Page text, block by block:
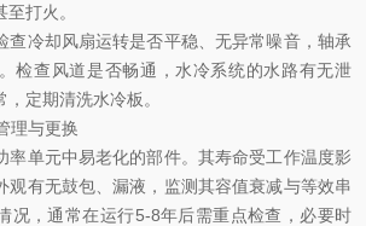
打火。
冷却风扇运转是否平稳、无异常噪音，轴承
检查风道是否畅通，水冷系统的水路有无泄
定期清洗水冷板。
与更换
单元中易老化的部件。其寿命受工作温度影
观有无鼓包、漏液，监测其容值衰减与等效串
况，通常在运行5-8年后需重点检查，必要时